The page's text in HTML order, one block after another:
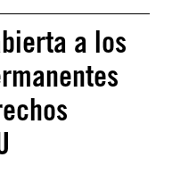
a los